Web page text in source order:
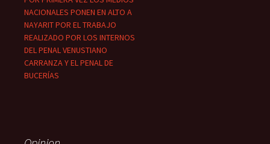
NACIONALES PONEN EN ALTO A
NAYARIT POR EL TRABAJO
REALIZADO POR LOS INTERNOS
DEL PENAL VENUSTIANO
CARRANZA Y EL PENAL DE
BUCERÍAS